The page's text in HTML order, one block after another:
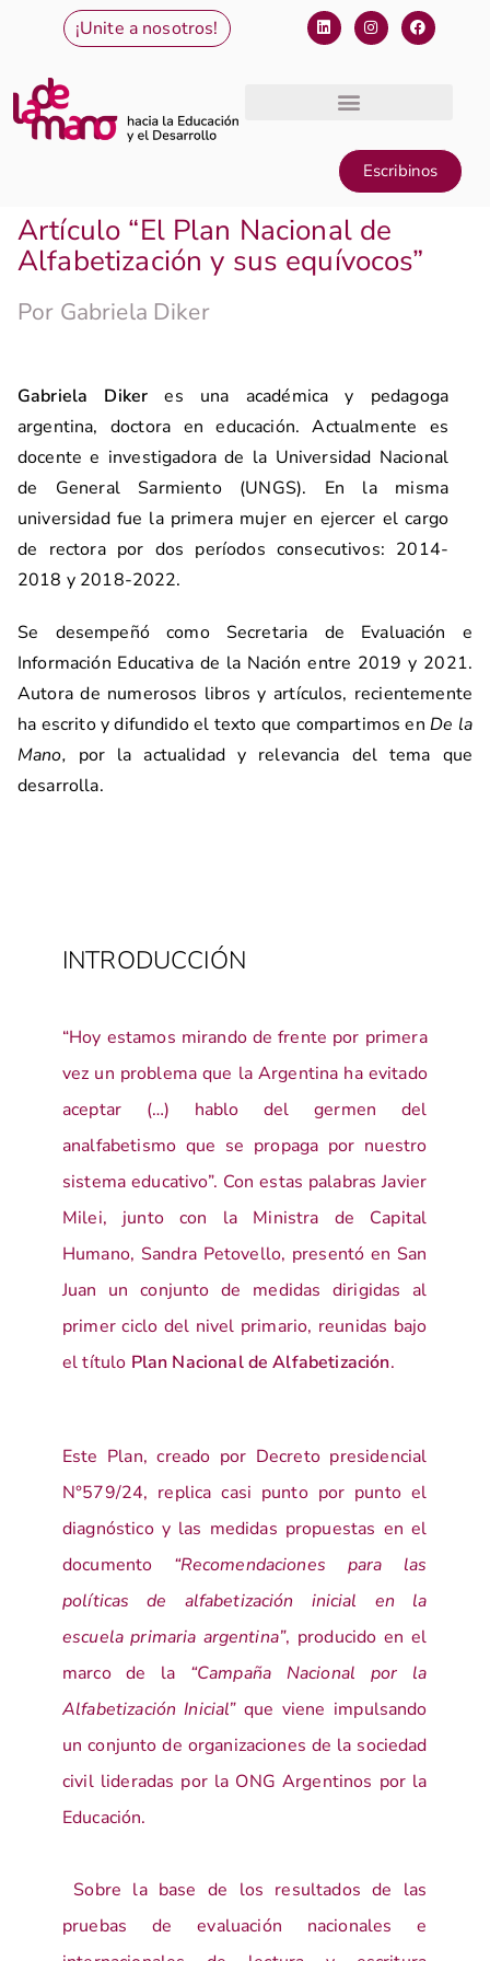
¡Unite a nosotros!
Escribinos
Artículo “El Plan Nacional de
Alfabetización y sus equívocos”
Por Gabriela Diker
Gabriela Diker es una académica y pedagoga
argentina, doctora en educación. Actualmente es
docente e investigadora de la Universidad Nacional
de General Sarmiento (UNGS). En la misma
universidad fue la primera mujer en ejercer el cargo
de rectora por dos períodos consecutivos: 2014-
2018 y 2018-2022.
Se desempeñó como Secretaria de Evaluación e
Información Educativa de la Nación entre 2019 y 2021.
Autora de numerosos libros y artículos, recientemente
ha escrito y difundido el texto que compartimos enDe la
Mano, por la actualidad y relevancia del tema que
desarrolla.
INTRODUCCIÓN
“Hoy estamos mirando de frente por primera
vez un problema que la Argentina ha evitado
aceptar (…) hablo del germen del
analfabetismo que se propaga por nuestro
sistema educativo”. Con estas palabras Javier
Milei, junto con la Ministra de Capital
Humano, Sandra Petovello, presentó en San
Juan un conjunto de medidas dirigidas al
primer ciclo del nivel primario, reunidas bajo
el título Plan Nacional de Alfabetización.
Este Plan, creado por Decreto presidencial
N°579/24, replica casi punto por punto el
diagnóstico y las medidas propuestas en el
documento “Recomendaciones para las
políticas de alfabetización inicial en la
escuela primaria argentina”, producido en el
marco de la “Campaña Nacional por la
Alfabetización Inicial”que viene impulsando
un conjunto de organizaciones de la sociedad
civil lideradas por la ONG Argentinos por la
Educación.
Sobre la base de los resultados de las
pruebas de evaluación nacionales e